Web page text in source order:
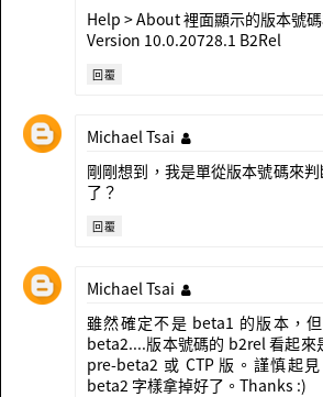
Help > About 裡面顯示的版本號碼
Version 10.0.20728.1 B2Rel
回覆
Michael Tsai
剛剛想到，我是單從版本號碼來
了？
回覆
Michael Tsai
雖然確定不是 beta1 的版本，
beta2....版本號碼的 b2rel 看起來
pre-beta2 或 CTP 版。謹慎起
beta2 字樣拿掉好了。Thanks :)